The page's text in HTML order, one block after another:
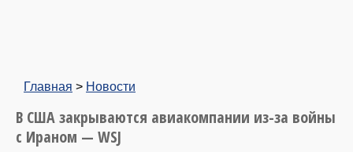
Главная > Новости
В США закрываются авиакомпании из-за войны
с Ираном — WSJ